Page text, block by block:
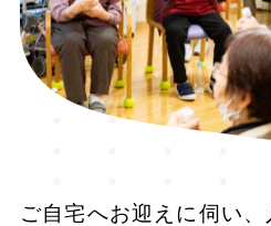
ご自宅へお迎えに伺い